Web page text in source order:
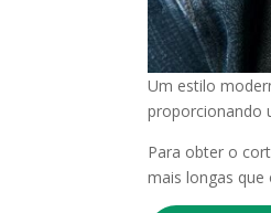
Um estilo
proporcionando
Para obter o
mais longas